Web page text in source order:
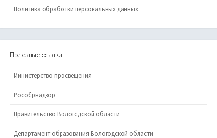
Политика обработки персональных данных
Полезные ссылки
Министерство просвещения
Рособрнадзор
Правительство Вологодской области
Департамент образования Вологодской области